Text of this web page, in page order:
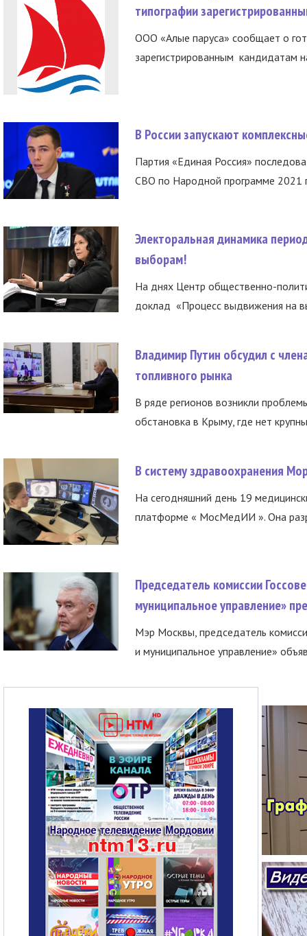
типографии
ООО «Алые паруса» сообщает о
зарегистрированным кандидатам
В России запускают
Партия «Единая Россия»
СВО по Народной программе 2021
Электоральная динамика
выборам!
На днях Центр общественно-
доклад «Процесс выдвижения на
Владимир Путин обсудил с
топливного рынка
В ряде регионов возникли
обстановка в Крыму, где нет
В систему здравоохранения
На сегодняшний день 19
платформе « МосМедИИ ». Она
Председатель комиссии
муниципальное управление»
Мэр Москвы, председатель
и муниципальное управление»